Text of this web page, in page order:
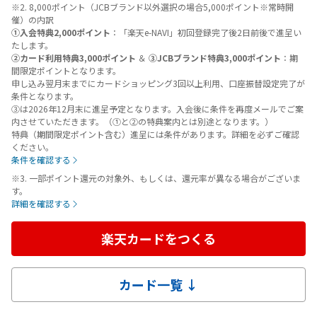
※2. 8,000ポイント（JCBブランド以外選択の場合5,000ポイント※常時開
催）の内訳
①入会特典2,000ポイント ：「楽天e-NAVI」初回登録完了後2日前後で進呈い
たします。
②カード利用特典3,000ポイント ＆ ③JCBブランド特典3,000ポイント ：期
間限定ポイントとなります。
申し込み翌月末までにカードショッピング3回以上利用、口座振替設定完了が
条件となります。
③は2026年12月末に進呈予定となります。入会後に条件を再度メールでご案
内させていただきます。（①と②の特典案内とは別途となります。）
特典（期間限定ポイント含む）進呈には条件があります。詳細を必ずご確認
ください。
条件を確認する
※3. 一部ポイント還元の対象外、もしくは、還元率が異なる場合がございま
す。
詳細を確認する
楽天カードをつくる
カード一覧 ↓